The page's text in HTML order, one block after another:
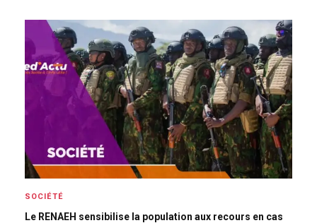
SOCIÉTÉ
Le RENAEH sensibilise la population aux recours en cas